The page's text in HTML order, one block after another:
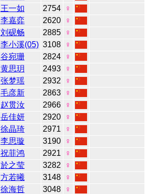
王一如 2754
♀
李嘉弈 2620
♀
刘砚畅 2885
♀
李小溪(05) 3108
♀
谷宛珊 2824
♀
黄思玥 2493
♀
张梦瑶 2932
♀
毛彦新 2863
♀
赵贯汝 2966
♀
岳佳妍 2920
♀
徐晶琦 2971
♀
李思璇 3190
♀
祝菲鸿 2921
♀
於之莹 3282
♀
方若曦 3148
♀
徐海哲 3048
♀